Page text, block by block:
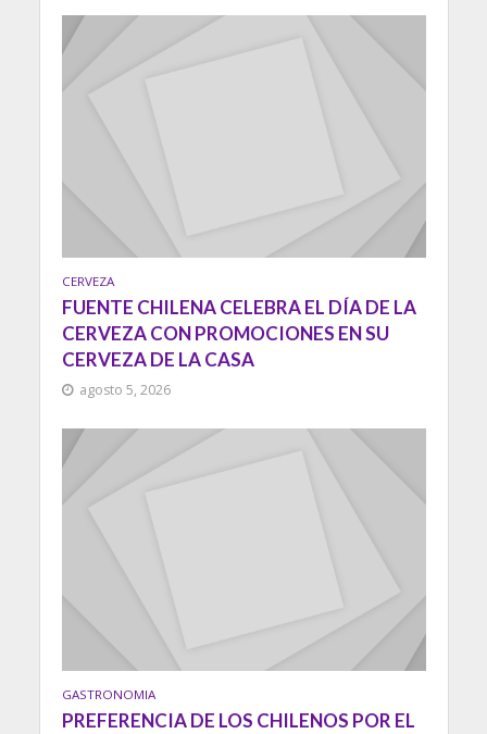
CERVEZA
FUENTE CHILENA CELEBRA EL DÍA DE LA
CERVEZA CON PROMOCIONES EN SU
CERVEZA DE LA CASA
agosto 5, 2026
GASTRONOMIA
PREFERENCIA DE LOS CHILENOS POR EL